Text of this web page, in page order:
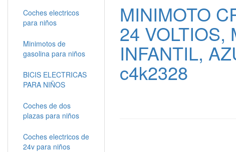
MINIMOTO
24 VOLTIOS,
INFANTIL,
c4k2328
Coches electricos
para niños
Minimotos de
gasolina para niños
BICIS ELECTRICAS
PARA NIÑOS
Coches de dos
plazas para niños
Coches electricos de
24v para niños